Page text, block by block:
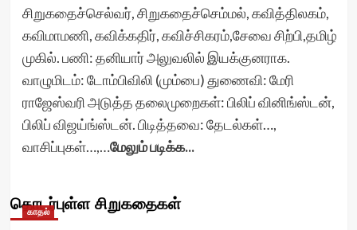
சிறுகதைச்செல்வர், சிறுகதைச்செம்மல், கவித்திலகம்,
கவிமாமணி, கவிக்கதிர், கவிச்சிகரம்,சேவை சிற்பி,தமிழ்
முகில். பணி: தனியார் அலுவலில் இயக்குனராக.
வாழுமிடம்: டோம்பிவிலி (மும்பை) துணைவி: மேரி
ராஜேஸ்வரி அடுத்த தலைமுறைகள்: பிலிப் வினிங்ஸ்டன்,
பிலிப் விஜய்ங்ஸ்டன். பிடித்தவை: தேடல்கள்…,
வாசிப்புகள்…,…மேலும் படிக்க...
தொடர்புள்ள சிறுகதைகள்
காதல்